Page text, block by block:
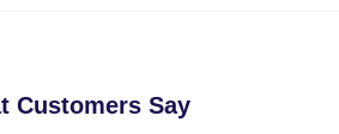
Customers Say